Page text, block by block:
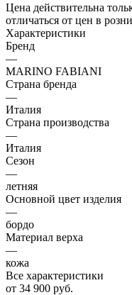
Цена действительна
отличаться от цен в
Характеристики
Бренд
—
MARINO FABIANI
Страна бренда
—
Италия
Страна производства
—
Италия
Сезон
—
летняя
Основной цвет изделия
—
бордо
Материал верха
—
кожа
Все характеристики
от 34 900 руб.